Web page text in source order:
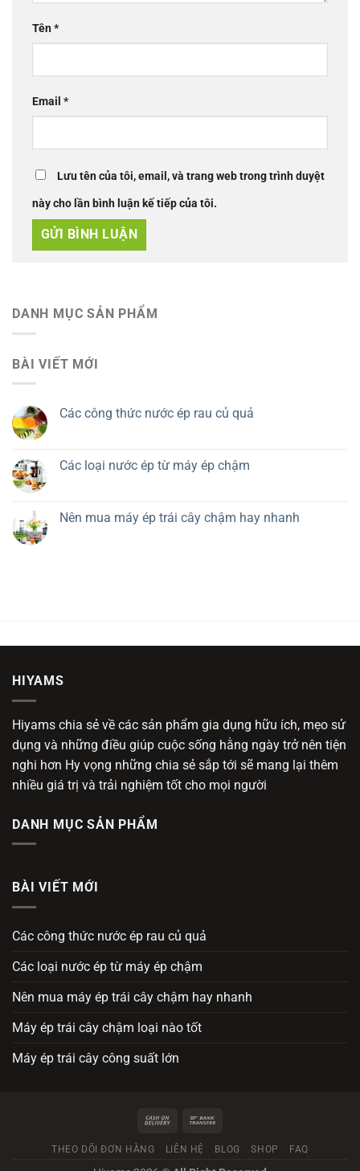
Tên*
Email *
Lưu tên của tôi, email, và trang web trong trình duyệt
này cho lần bình luận kế tiếp của tôi.
DANH MỤC SẢN PHẨM
BÀI VIẾT MỚI
Các công thức nước ép rau củ quả
Các loại nước ép từ máy ép chậm
Nên mua máy ép trái cây chậm hay nhanh
HIYAMS
Hiyams chia sẻ về các sản phẩm gia dụng hữu ích, mẹo sử
dụng và những điều giúp cuộc sống hằng ngày trở nên tiện
nghi hơn Hy vọng những chia sẻ sắp tới sẽ mang lại thêm
nhiều giá trị và trải nghiệm tốt cho mọi người
DANH MỤC SẢN PHẨM
BÀI VIẾT MỚI
Các công thức nước ép rau củ quả
Các loại nước ép từ máy ép chậm
Nên mua máy ép trái cây chậm hay nhanh
Máy ép trái cây chậm loại nào tốt
Máy ép trái cây công suất lớn
THEO DÕI ĐƠN HÀNG LIÊN HỆ BLOG SHOP FAQ